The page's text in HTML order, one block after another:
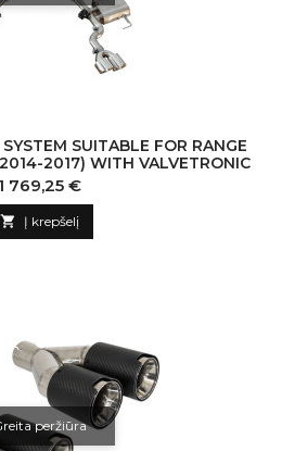
SUITABLE FOR RANGE
2017) WITH VALVETRONIC
Kaina
1 769,25 €
 Į krepšelį
peržiūra